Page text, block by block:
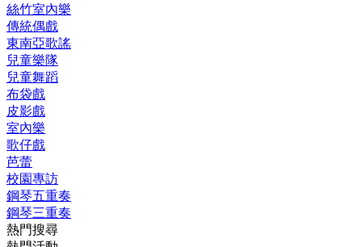
絲竹室內樂
傳統偶戲
東南亞歌謠
兒童樂隊
兒童舞蹈
布袋戲
皮影戲
室內樂
歌仔戲
芭蕾
校園專訪
鋼琴五重奏
鋼琴三重奏
熱門搜尋